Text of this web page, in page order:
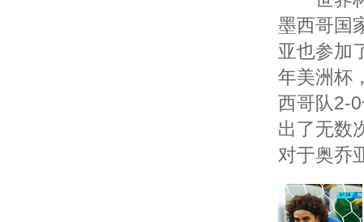
墨西哥国
亚也参加
年美洲杯
西哥队2-
出了无数
对于奥乔